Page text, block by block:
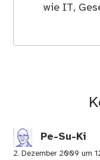
wie IT,
Pe-Su-Ki
2. Dezember 2009 um